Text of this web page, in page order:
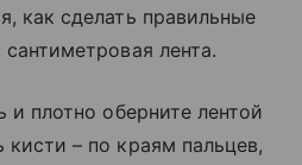
как сделать правильные
лента.
и плотно оберните лентой
– по краям пальцев,